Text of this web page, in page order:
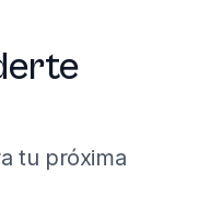
tu próxima